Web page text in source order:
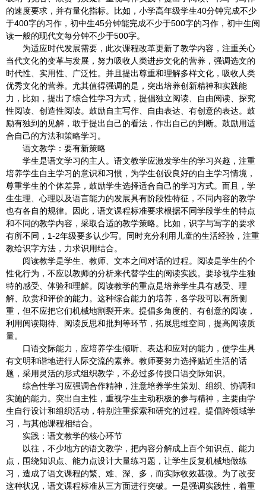
的速度要求，并有量化指标。比如，小学高年级学生40分钟完成不少
于400字的习作，初中生45分钟能完成不少于500字的习作，初中生阅
读一般的现代文每分钟不少于500字。
为适应时代发展需要，此次课程改革更新了教学内容，注重关心
当代文化的变革与发展，努力吸收人类进步文化的营养，强调选文的
时代性、实用性、广泛性。并且提出尊重和理解多样文化，吸收人类
优秀文化的营养。尤其值得强调的是，突出培养创新精神和实践能
力，比如，提出了综合性学习方式，提倡独立阅读、自由阅读、探究
性阅读、创造性阅读。鼓励自主写作、自由表达、有创意的表达。鼓
励有独到的见解，敢于提出自己的看法，作出自己的判断。鼓励用适
合自己的方法和策略学习。
语文教学：要有新策略
学生是语文学习的主人。语文教学应激发学生的学习兴趣，注重
培养学生自主学习的意识和习惯，为学生创设良好的自主学习情境，
尊重学生的个体差异，鼓励学生选择适合自己的学习方式。而且，学
生生理、心理以及语言能力的发展具有阶段性特征，不同内容的教学
也有各自的规律。因此，语文课程标准要求根据不同学段学生的特点
和不同的教学内容，采取合适的教学策略。比如，识字与写字的要求
有所不同，1-2年级要多认少写。同时充分利用儿童的生活经验，注重
教给识字方法，力求识用结合。
阅读教学是学生、教师、文本之间对话的过程。阅读是学生的个
性化行为，不应以教师的分析来代替学生的阅读实践。要珍视学生独
特的感受、体验和理解。阅读教学的重点是培养学生具有感受、理
解、欣赏和评价的能力。这种综合能力的培养，各学段可以有所侧
重，但不应把它们机械地割裂开来。提倡多角度的、有创意的阅读，
利用阅读期待、阅读反思和批判等环节，拓展思维空间，提高阅读质
量。
口语交际能力，应培养学生倾听、表达和应对的能力，使学生具
有文明和谐地进行人际交流的素养。教师要努力选择贴近生活的话
题，采用灵活的形式组织教学，不必过多传授口语交际知识。
综合性学习应强调合作精神，注意培养学生策划、组织、协调和
实施的能力。突出自主性，重视学生主动积极的参与精神，主要由学
生自行设计和组织活动，特别注重探索和研究的过程。提倡跨领域学
习，与其他课程相结合。
实践：语文教学的核心环节
以往，不少地方的语文教学，把内容分解成上百个知识点、能力
点，围绕知识点、能力点设计大量练习题，让学生反复机械地做练
习，造成了语文课程的繁、难、深、多，而实际收效甚微。为了改变
这种状况，语文课程标准从三方面进行突破。一是强调实践性，着重